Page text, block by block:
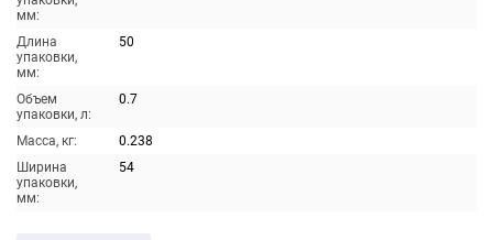
мм:
Длина
упаковки,
мм:
50
Объем
упаковки, л:
0.7
Масса, кг:
0.238
Ширина
упаковки,
мм:
54